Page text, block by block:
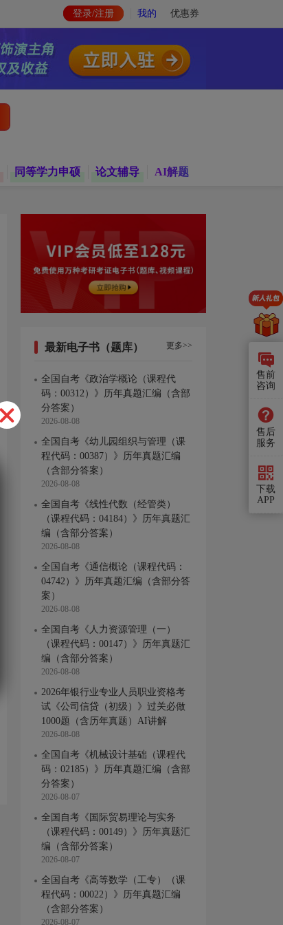
登录/注册 我的 优惠券
同等学力申硕 论文辅导 AI解题
更多>>
最新电子书（题库）
全国自考《政治学概论（课程代
码：00312）》历年真题汇编（含部
分答案）
2026-08-08
全国自考《幼儿园组织与管理（课
程代码：00387）》历年真题汇编
（含部分答案）
2026-08-08
全国自考《线性代数（经管类）
（课程代码：04184）》历年真题汇
编（含部分答案）
2026-08-08
全国自考《通信概论（课程代码：
04742）》历年真题汇编（含部分答
案）
2026-08-08
全国自考《人力资源管理（一）
（课程代码：00147）》历年真题汇
编（含部分答案）
2026-08-08
2026年银行业专业人员职业资格考
试《公司信贷（初级）》过关必做
1000题（含历年真题）AI讲解
2026-08-08
全国自考《机械设计基础（课程代
码：02185）》历年真题汇编（含部
分答案）
2026-08-07
全国自考《国际贸易理论与实务
（课程代码：00149）》历年真题汇
编（含部分答案）
2026-08-07
全国自考《高等数学（工专）（课
程代码：00022）》历年真题汇编
（含部分答案）
2026-08-07
售前
咨询
售后
服务
下载
APP